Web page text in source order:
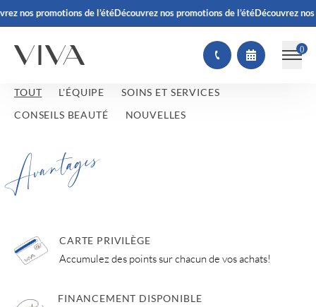
nos promotions de l’étéDécouvrez nos promotions de l’étéDécouvrez
()
TOUT L'ÉQUIPE
SOINS ET SERVICES
CONSEILS BEAUTÉ
NOUVELLES
CARTE PRIVILÈGE
Accumulez des points sur chacun de vos achats!
FINANCEMENT DISPONIBLE